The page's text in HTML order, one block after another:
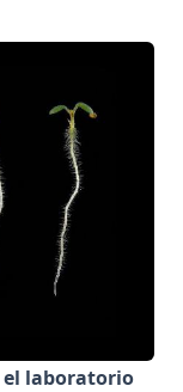
laboratorio